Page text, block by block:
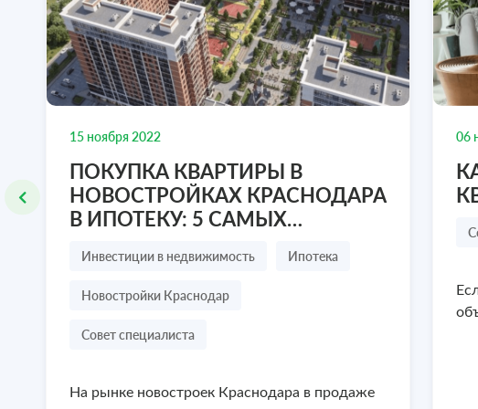
₽
77-47
Республика Крым
1 500 000₽
Посмотреть объект 8 978 636-77-47 Посмотреть объект
15 ноября 2022
ПОКУПКА КВАРТИРЫ В
НОВОСТРОЙКАХ КРАСНОДАРА
В ИПОТЕКУ: 5 САМЫХ
ПОКУПАТЕЛЯ
Инвестиции в недвижимость Ипотека
Новостройки Краснодар
Совет специалиста
На рынке новостроек Краснодара в продаже
06